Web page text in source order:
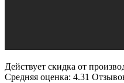
Действует скидка от
Средняя оценка: 4.31